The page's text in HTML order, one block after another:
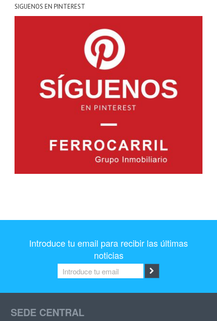
SIGUENOS EN PINTEREST
Introduce tu email para recibir las últimas
noticias
SEDE CENTRAL